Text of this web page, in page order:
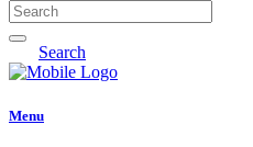
Search
Menu